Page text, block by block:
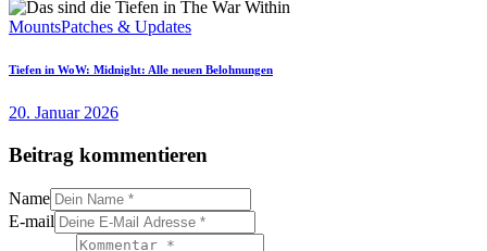
MountsPatches & Updates
Tiefen in WoW: Midnight: Alle neuen Belohnungen
20. Januar 2026
Beitrag kommentieren
Name
E-mail